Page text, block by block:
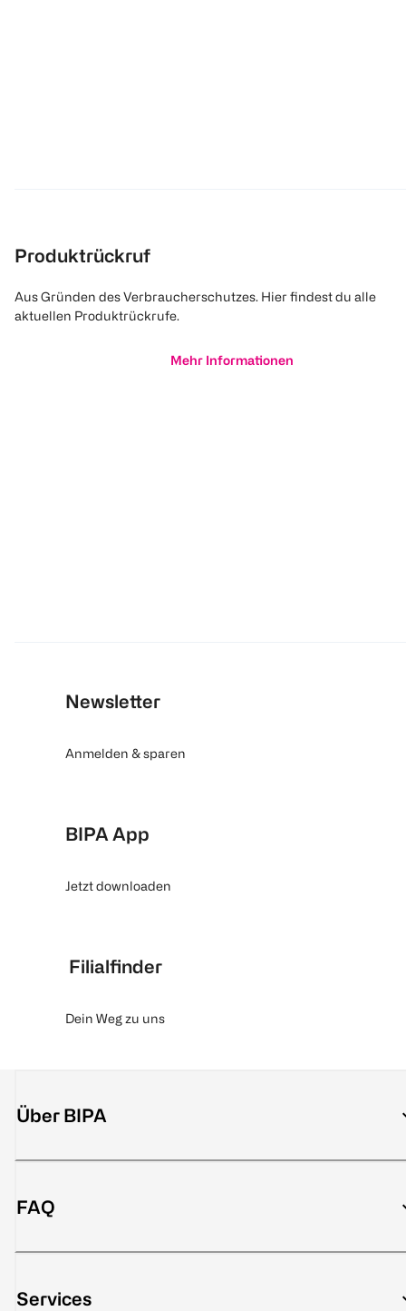
Produktrückruf
Aus Gründen des Verbraucherschutzes. Hier findest du alle
aktuellen Produktrückrufe.
Mehr Informationen
Newsletter
Anmelden & sparen
BIPA App
Jetzt downloaden
Filialfinder
Dein Weg zu uns
Über BIPA
FAQ
Services